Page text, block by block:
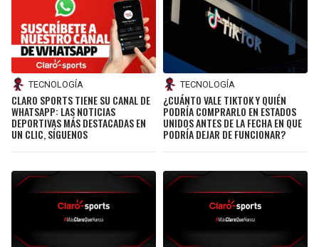
TECNOLOGÍA
CLARO SPORTS TIENE SU CANAL DE
WHATSAPP: LAS NOTICIAS
DEPORTIVAS MÁS DESTACADAS EN
UN CLIC, SÍGUENOS
TECNOLOGÍA
¿CUÁNTO VALE TIKTOK Y QUIÉN
PODRÍA COMPRARLO EN ESTADOS
UNIDOS ANTES DE LA FECHA EN QUE
PODRÍA DEJAR DE FUNCIONAR?